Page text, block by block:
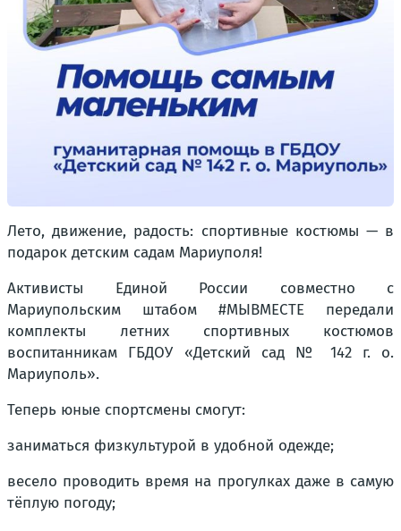
Лето, движение, радость: спортивные костюмы — в
подарок детским садам Мариуполя!
Активисты Единой России совместно с
Мариупольским штабом #МЫВМЕСТЕ передали
комплекты летних спортивных костюмов
воспитанникам ГБДОУ «Детский сад № 142 г. о.
Мариуполь».
Теперь юные спортсмены смогут:
заниматься физкультурой в удобной одежде;
весело проводить время на прогулках даже в самую
тёплую погоду;